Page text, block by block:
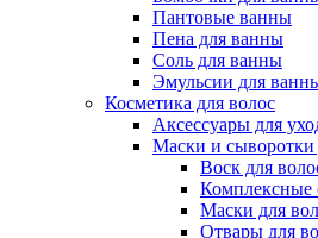
Пантовые ванны
Пена для ванны
Соль для ванны
Эмульсии для
Косметика для волос
Аксессуары для
Маски и сыворотки
Воск для
Комплексные
Маски для
Отвары для